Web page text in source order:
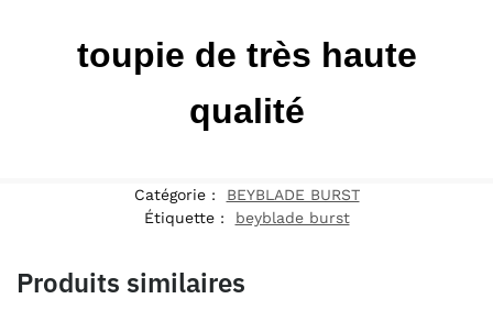
toupie de très haute
qualité
Catégorie :
BEYBLADE BURST
Étiquette :
beyblade burst
Produits similaires